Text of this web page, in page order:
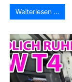
Weiterlesen …